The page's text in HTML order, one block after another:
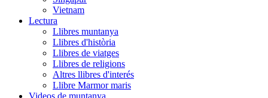
Vietnam
Lectura
Llibres muntanya
Llibres d'història
Llibres de viatges
Llibres de religions
Altres llibres d'interés
Llibre Marmor maris
Videos de muntanya